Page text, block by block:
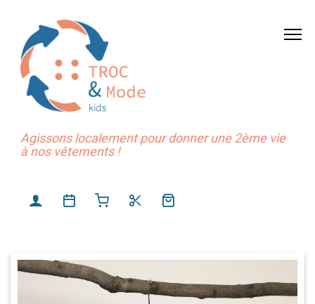
Agissons localement pour donner une 2ème vie
à nos vêtements !